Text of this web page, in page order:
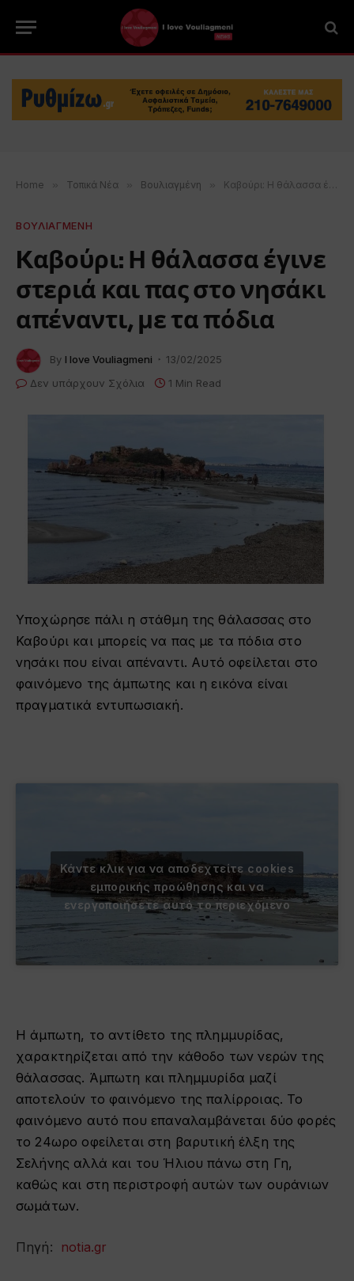
Home » Τοπικά Νέα » Βουλιαγμένη » Kαβούρι: Η θάλασσα έγινε στεριά και πας στο νησάκι απέναντι, με τα πόδια
ΒΟΥΛΙΑΓΜΕΝΗ
Kαβούρι: Η θάλασσα έγινε
στεριά και πας στο νησάκι
απέναντι, με τα πόδια
By I love Vouliagmeni
13/02/2025
Δεν υπάρχουν Σχόλια
1 Min Read
Υποχώρησε πάλι η στάθμη της θάλασσας στο
Καβούρι και μπορείς να πας με τα πόδια στο
νησάκι που είναι απέναντι. Αυτό οφείλεται στο
φαινόμενο της άμπωτης και η εικόνα είναι
πραγματικά εντυπωσιακή.
Κάντε κλικ για να αποδεχτείτε cookies
εμπορικής προώθησης και να
ενεργοποιήσετε αυτό το περιεχόμενο
Η άμπωτη, το αντίθετο της πλημμυρίδας,
χαρακτηρίζεται από την κάθοδο των νερών της
θάλασσας. Άμπωτη και πλημμυρίδα μαζί
αποτελούν το φαινόμενο της παλίρροιας. Το
φαινόμενο αυτό που επαναλαμβάνεται δύο φορές
το 24ωρο οφείλεται στη βαρυτική έλξη της
Σελήνης αλλά και του Ήλιου πάνω στη Γη,
καθώς και στη περιστροφή αυτών των ουράνιων
σωμάτων.
Πηγή: notia.gr